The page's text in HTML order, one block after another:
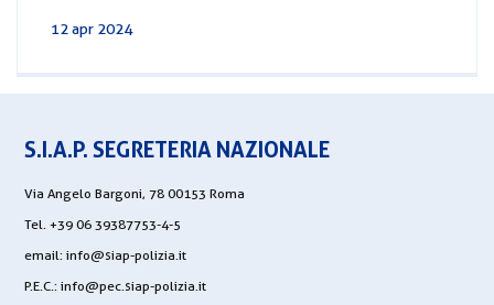
12 apr 2024
S.I.A.P. SEGRETERIA NAZIONALE
Via Angelo Bargoni, 78 00153 Roma
Tel. +39 06 39387753-4-5
email: info@siap-polizia.it
P.E.C.: info@pec.siap-polizia.it